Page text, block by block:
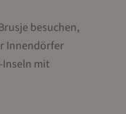
besuchen,
Innendörfer
Inseln mit